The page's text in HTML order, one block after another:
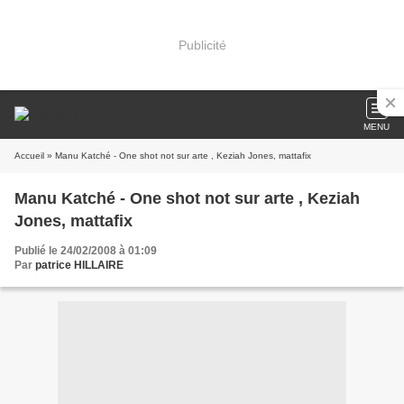
Publicité
MENU
Accueil » Manu Katché - One shot not sur arte , Keziah Jones, mattafix
Manu Katché - One shot not sur arte , Keziah
Jones, mattafix
Publié le 24/02/2008 à 01:09
Par patrice HILLAIRE